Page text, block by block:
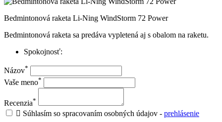
Bedmintonová raketa Li-Ning WindStorm 72 Power
Bedmintonová raketa sa predáva vypletená aj s obalom na raketu.
Spokojnosť:
Názov*
Vaše meno*
Recenzia*
 Súhlasím so spracovaním osobných údajov - prehlásenie